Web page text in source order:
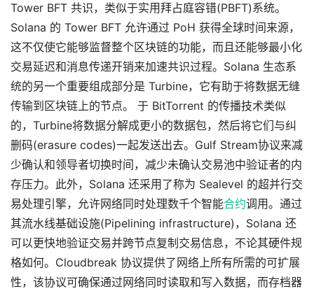
Tower BFT 共识，类似于实用拜占庭容错(PBFT)系统。
Solana 的 Tower BFT 允许通过 PoH 获得全球时间来源，
这不仅使它能够监督整个区块链的功能，而且还能够最小化
交易延迟和消息传递开销来加速共识过程。Solana 生态系
统的另一个重要组成部分是 Turbine，它有助于将数据无缝
传输到区块链上的节点。 于 BitTorrent 的传播技术类似
的，Turbine将数据分解成更小的数据包，然后将它们与纠
删码(erasure codes)一起发送出去。Gulf Stream协议来减
少确认和领导者切换时间，减少未确认交易池中验证者的内
存压力。此外，Solana 还采用了称为 Sealevel 的超并行交
易处理引擎，允许网络同时处理数千个智能合约调用。通过
其流水线基础设施(Pipelining infrastructure)，Solana 还
可以更快地验证交易并跨节点复制交易信息，不论其硬件规
格如何。Cloudbreak 协议提供了网络上所有所需的可扩展
性，该协议可确保通过网络同时读取和写入数据，而存档器